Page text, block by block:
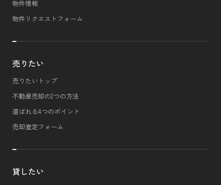
物件情報
物件リクエストフォーム
売りたい
売りたいトップ
不動産売却の2つの方法
選ばれる4つのポイント
売却査定フォーム
貸したい